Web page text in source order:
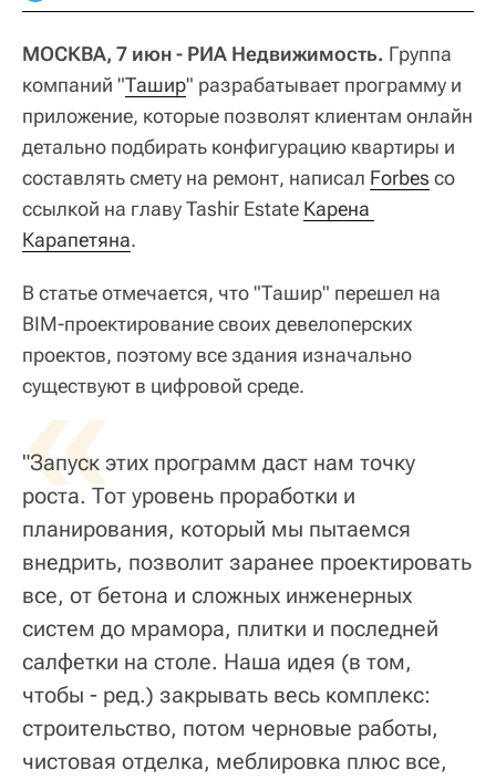
МОСКВА, 7 июн - РИА Недвижимость. Группа
компаний "Ташир" разрабатывает программу и
приложение, которые позволят клиентам онлайн
детально подбирать конфигурацию квартиры и
составлять смету на ремонт, написал Forbes со
ссылкой на главу Tashir Estate Карена
Карапетяна.
В статье отмечается, что "Ташир" перешел на
ВIМ-проектирование своих девелоперских
проектов, поэтому все здания изначально
существуют в цифровой среде.
«
"Запуск этих программ даст нам точку
роста. Тот уровень проработки и
планирования, который мы пытаемся
внедрить, позволит заранее проектировать
все, от бетона и сложных инженерных
систем до мрамора, плитки и последней
салфетки на столе. Наша идея (в том,
чтобы - ред.) закрывать весь комплекс:
строительство, потом черновые работы,
чистовая отделка, меблировка плюс все,